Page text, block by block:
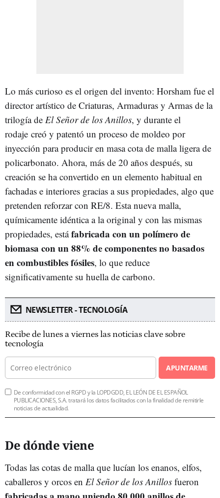
Lo más curioso es el origen del invento: Horsham fue el
director artístico de Criaturas, Armaduras y Armas de la
trilogía de El Señor de los Anillos, y durante el
rodaje creó y patentó un proceso de moldeo por
inyección para producir en masa cota de malla ligera de
policarbonato. Ahora, más de 20 años después, su
creación se ha convertido en un elemento habitual en
fachadas e interiores gracias a sus propiedades, algo que
pretenden reforzar con RE/8. Esta nueva malla,
químicamente idéntica a la original y con las mismas
propiedades, estáfabricada con un polímero de
biomasa con un 88% de componentes no basados
en combustibles fósiles, lo que reduce
significativamente su huella de carbono.
NEWSLETTER - TECNOLOGÍA
Recibe de lunes a viernes las noticias clave sobre
tecnología
APUNTARME
De conformidad con el RGPD y la LOPDGDD, EL LEÓN DE EL ESPAÑOL
PUBLICACIONES, S.A. tratará los datos facilitados con la finalidad de remitirle
noticias de actualidad.
De dónde viene
Todas las cotas de malla que lucían los enanos, elfos,
caballeros y orcos en El Señor de los Anillos fueron